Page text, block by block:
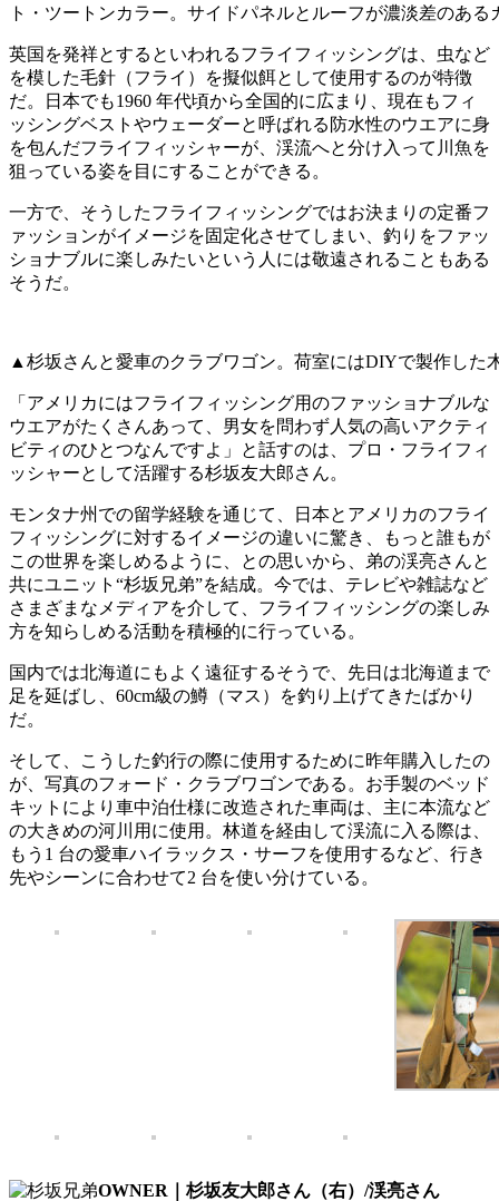
ト・ツートンカラー。サイドパネルとルーフが濃淡差のあ
英国を発祥とするといわれるフライフィッシングは、虫など
を模した毛針（フライ）を擬似餌として使用するのが特徴
だ。日本でも1960 年代頃から全国的に広まり、現在もフィ
ッシングベストやウェーダーと呼ばれる防水性のウエアに身
を包んだフライフィッシャーが、渓流へと分け入って川魚を
狙っている姿を目にすることができる。
一方で、そうしたフライフィッシングではお決まりの定番フ
ァッションがイメージを固定化させてしまい、釣りをファッ
ショナブルに楽しみたいという人には敬遠されることもある
そうだ。
▲杉坂さんと愛車のクラブワゴン。荷室にはDIYで製作した
「アメリカにはフライフィッシング用のファッショナブルな
ウエアがたくさんあって、男女を問わず人気の高いアクティ
ビティのひとつなんですよ」と話すのは、プロ・フライフィ
ッシャーとして活躍する杉坂友大郎さん。
モンタナ州での留学経験を通じて、日本とアメリカのフライ
フィッシングに対するイメージの違いに驚き、もっと誰もが
この世界を楽しめるように、との思いから、弟の渓亮さんと
共にユニット“杉坂兄弟”を結成。今では、テレビや雑誌など
さまざまなメディアを介して、フライフィッシングの楽しみ
方を知らしめる活動を積極的に行っている。
国内では北海道にもよく遠征するそうで、先日は北海道まで
足を延ばし、60cm級の鱒（マス）を釣り上げてきたばかり
だ。
そして、こうした釣行の際に使用するために昨年購入したの
が、写真のフォード・クラブワゴンである。お手製のベッド
キットにより車中泊仕様に改造された車両は、主に本流など
の大きめの河川用に使用。林道を経由して渓流に入る際は、
もう1 台の愛車ハイラックス・サーフを使用するなど、行き
先やシーンに合わせて2 台を使い分けている。
OWNER｜杉坂友大郎さん（右）/渓亮さん